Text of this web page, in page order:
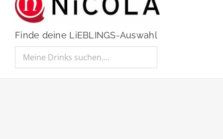
Finde deine LiEBLINGS-Auswahl